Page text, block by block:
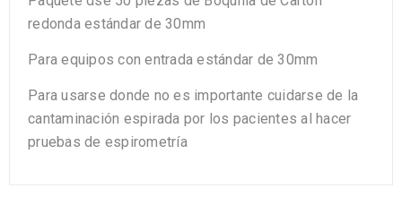
redonda estándar de 30mm
Para equipos con entrada estándar de 30mm
Para usarse donde no es importante cuidarse de la
cantaminación espirada por los pacientes al hacer
pruebas de espirometría